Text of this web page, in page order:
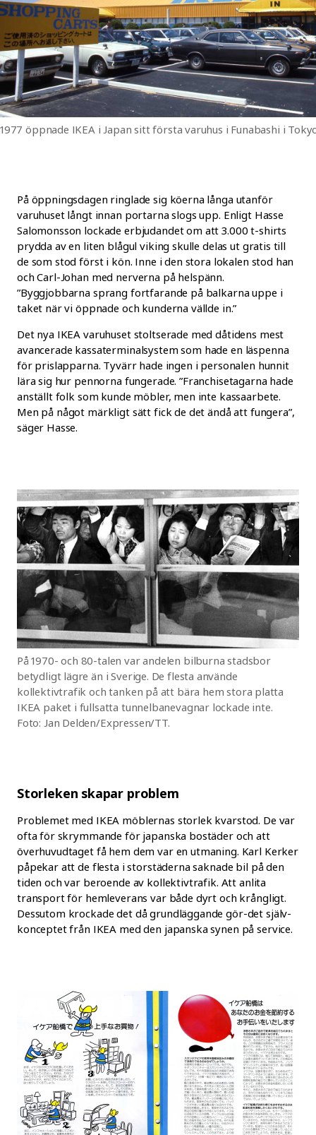
1977 öppnade IKEA i Japan sitt första varuhus i Funabashi i
På öppningsdagen ringlade sig köerna långa utanför
varuhuset långt innan portarna slogs upp. Enligt Hasse
Salomonsson lockade erbjudandet om att 3.000 t-shirts
prydda av en liten blågul viking skulle delas ut gratis till
de som stod först i kön. Inne i den stora lokalen stod han
och Carl-Johan med nerverna på helspänn.
”Byggjobbarna sprang fortfarande på balkarna uppe i
taket när vi öppnade och kunderna vällde in.”
Det nya IKEA varuhuset stoltserade med dåtidens mest
avancerade kassaterminalsystem som hade en läspenna
för prislapparna. Tyvärr hade ingen i personalen hunnit
lära sig hur pennorna fungerade. ”Franchisetagarna hade
anställt folk som kunde möbler, men inte kassaarbete.
Men på något märkligt sätt fick de det ändå att fungera”,
säger Hasse.
På 1970- och 80-talen var andelen bilburna stadsbor
betydligt lägre än i Sverige. De flesta använde
kollektivtrafik och tanken på att bära hem stora platta
IKEA paket i fullsatta tunnelbanevagnar lockade inte.
Foto: Jan Delden/Expressen/TT.
Storleken skapar problem
Problemet med IKEA möblernas storlek kvarstod. De var
ofta för skrymmande för japanska bostäder och att
överhuvudtaget få hem dem var en utmaning. Karl Kerker
påpekar att de flesta i storstäderna saknade bil på den
tiden och var beroende av kollektivtrafik. Att anlita
transport för hemleverans var både dyrt och krångligt.
Dessutom krockade det då grundläggande gör-det själv-
konceptet från IKEA med den japanska synen på service.